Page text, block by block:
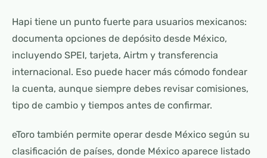
Hapi tiene un punto fuerte para usuarios mexicanos:
documenta opciones de depósito desde México,
incluyendo SPEI, tarjeta, Airtm y transferencia
internacional. Eso puede hacer más cómodo fondear
la cuenta, aunque siempre debes revisar comisiones,
tipo de cambio y tiempos antes de confirmar.
eToro también permite operar desde México según su
clasificación de países, donde México aparece listado